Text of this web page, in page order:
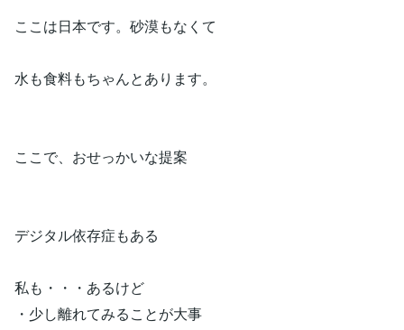
ここは日本です。砂漠もなくて
水も食料もちゃんとあります。
ここで、おせっかいな提案
デジタル依存症もある
私も・・・あるけど
・少し離れてみることが大事